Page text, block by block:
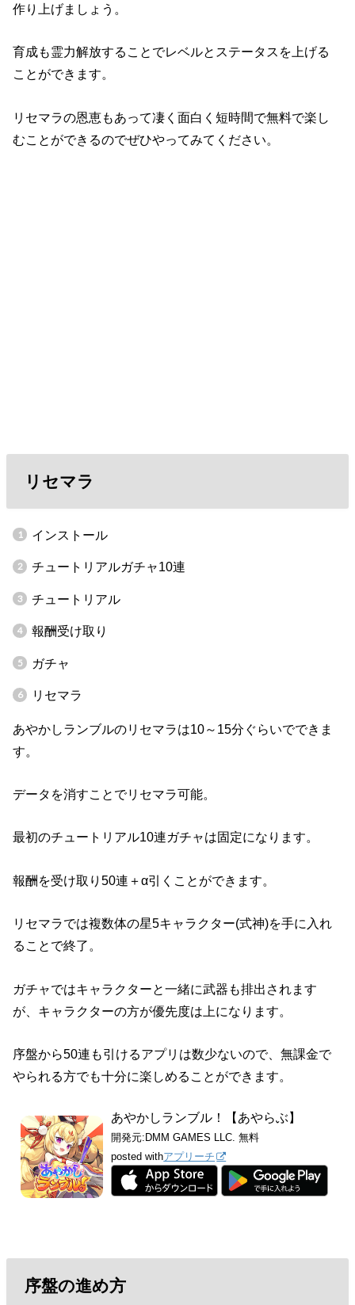
作り上げましょう。
育成も霊力解放することでレベルとステータスを上げる
ことができます。
リセマラの恩恵もあって凄く面白く短時間で無料で楽し
むことができるのでぜひやってみてください。
リセマラ
インストール
チュートリアルガチャ10連
チュートリアル
報酬受け取り
ガチャ
リセマラ
あやかしランブルのリセマラは10～15分ぐらいでできま
す。
データを消すことでリセマラ可能。
最初のチュートリアル10連ガチャは固定になります。
報酬を受け取り50連＋α引くことができます。
リセマラでは複数体の星5キャラクター(式神)を手に入れ
ることで終了。
ガチャではキャラクターと一緒に武器も排出されます
が、キャラクターの方が優先度は上になります。
序盤から50連も引けるアプリは数少ないので、無課金で
やられる方でも十分に楽しめることができます。
あやかしランブル！【あやらぶ】
開発元: DMM GAMES LLC. 無料
posted withアプリーチ
序盤の進め方